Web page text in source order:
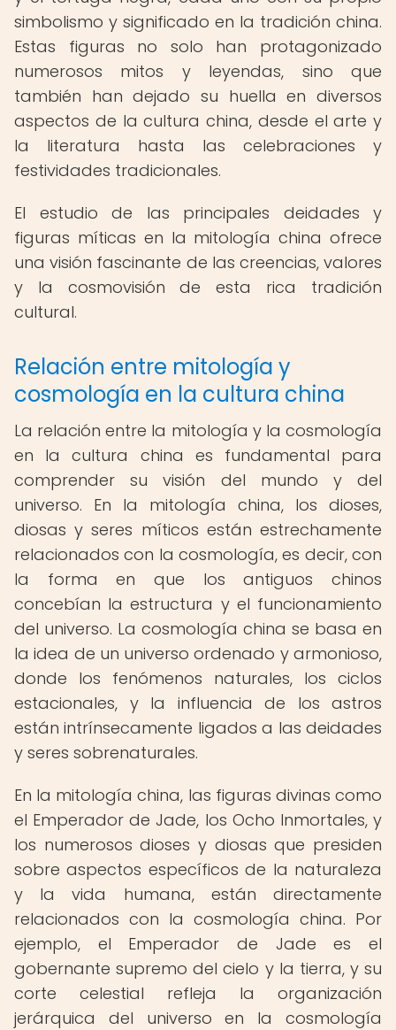
simbolismo y significado en la tradición china.
Estas figuras no solo han protagonizado
numerosos mitos y leyendas, sino que
también han dejado su huella en diversos
aspectos de la cultura china, desde el arte y
la literatura hasta las celebraciones y
festividades tradicionales.
El estudio de las principales deidades y
figuras míticas en la mitología china ofrece
una visión fascinante de las creencias, valores
y la cosmovisión de esta rica tradición
cultural.
Relación entre mitología y
cosmología en la cultura china
La relación entre la mitología y la cosmología
en la cultura china es fundamental para
comprender su visión del mundo y del
universo. En la mitología china, los dioses,
diosas y seres míticos están estrechamente
relacionados con la cosmología, es decir, con
la forma en que los antiguos chinos
concebían la estructura y el funcionamiento
del universo. La cosmología china se basa en
la idea de un universo ordenado y armonioso,
donde los fenómenos naturales, los ciclos
estacionales, y la influencia de los astros
están intrínsecamente ligados a las deidades
y seres sobrenaturales.
En la mitología china, las figuras divinas como
el Emperador de Jade, los Ocho Inmortales, y
los numerosos dioses y diosas que presiden
sobre aspectos específicos de la naturaleza
y la vida humana, están directamente
relacionados con la cosmología china. Por
ejemplo, el Emperador de Jade es el
gobernante supremo del cielo y la tierra, y su
corte celestial refleja la organización
jerárquica del universo en la cosmología